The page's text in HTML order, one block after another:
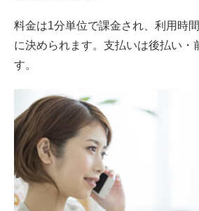
料金は1分単位で課金され、利用時
に決められます。支払いは後払い・
す。